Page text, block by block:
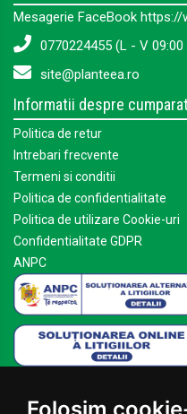
Mesagerie FaceBook
0770224455 (L - V 09:00
site@planteea.ro
Informatii despre
Politica de retur
Intrebari frecvente
Termeni si conditii
Politica de confidentialitate
Politica de utilizare Cookie-uri
Confidentialitate GDPR
ANPC